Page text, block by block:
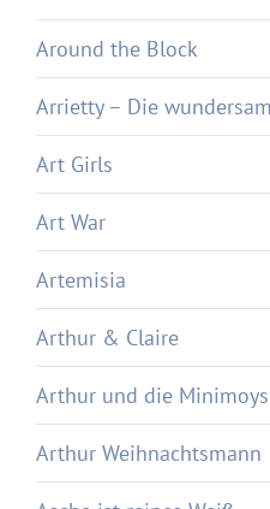
Around the Block
Arrietty – Die
Art Girls
Art War
Artemisia
Arthur & Claire
Arthur und die Minimoys
Arthur Weihnachtsmann